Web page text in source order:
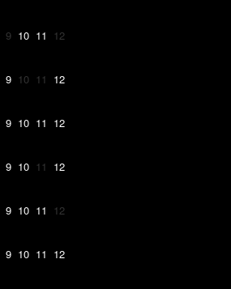
9 10 11 12
9 10 11 12
9 10 11 12
9 10 11 12
9 10 11 12
9 10 11 12